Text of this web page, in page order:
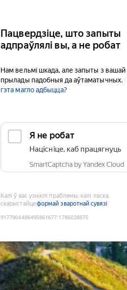
Пацвердзіце, што запыты
адпраўлялі вы, а не робат
Нам вельмі шкада, але запыты з вашай
прылады падобныя да аўтаматычных.
гэта магло адбыцца?
Я не робат
Націсніце, каб працягнуць
SmartCaptcha by Yandex Cloud
Калі ў вас узніклі праблемы, калі ласка,
скарыстайцеформай зваротнай сувязі
9177904486495861677:1786028875